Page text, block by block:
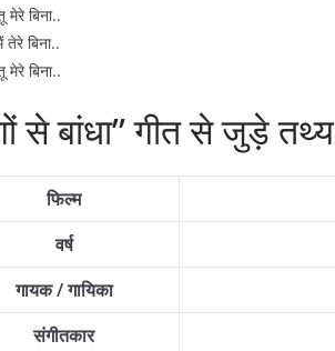
मेरे बिना..
तेरे बिना..
मेरे बिना..
से बांधा” गीत से जुड़े तथ्य
फिल्म
वर्ष
गायक / गायिका
संगीतकार